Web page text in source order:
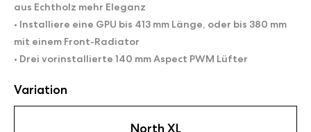
aus Echtholz mehr Eleganz
• Installiere eine GPU bis 413 mm Länge, oder bis 380 mm
mit einem Front-Radiator
• Drei vorinstallierte 140 mm Aspect PWM Lüfter
Variation
North XL